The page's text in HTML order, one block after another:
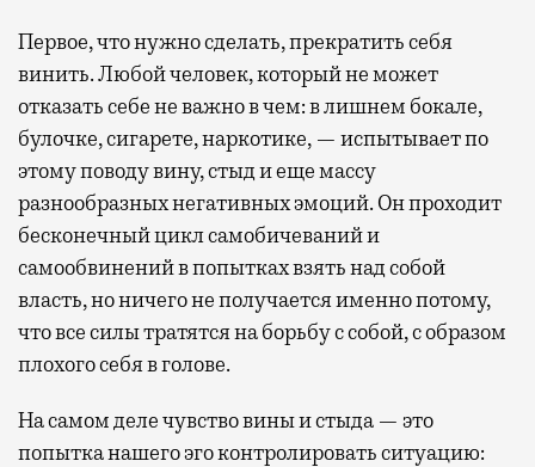
Первое, что нужно сделать, прекратить себя
винить. Любой человек, который не может
отказать себе не важно в чем: в лишнем бокале,
булочке, сигарете, наркотике, — испытывает по
этому поводу вину, стыд и еще массу
разнообразных негативных эмоций. Он проходит
бесконечный цикл самобичеваний и
самообвинений в попытках взять над собой
власть, но ничего не получается именно потому,
что все силы тратятся на борьбу с собой, с образом
плохого себя в голове.
На самом деле чувство вины и стыда — это
попытка нашего эго контролировать ситуацию: